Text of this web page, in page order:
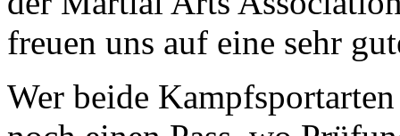
freuen uns auf eine sehr
Wer beide